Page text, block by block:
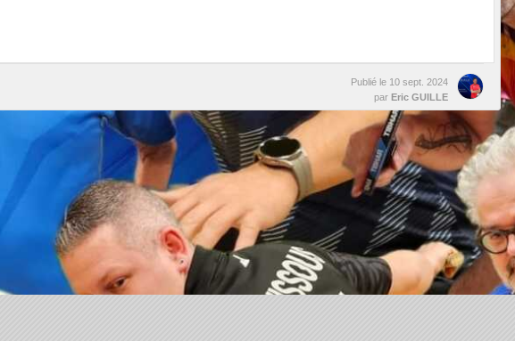
Publié le 10 sept. 2024
par Eric GUILLE